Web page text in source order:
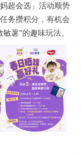
超会选」活动顺势
务攒积分，有机会
薯”的趣味玩法。